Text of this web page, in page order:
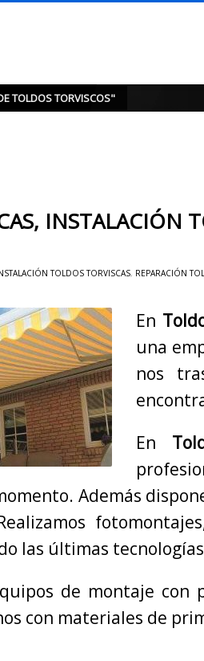
TOLDOS TORVISCOS"
INSTALACIÓN
TOLDOS TORVISCAS, REPARACIÓN
En
una
nos
En
Además
las últimas
de montaje
con materiales de